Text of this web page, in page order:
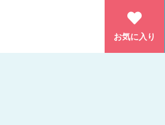
お気に入り